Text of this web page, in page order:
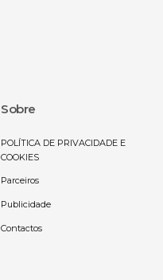
Sobre
POLÍTICA DE PRIVACIDADE E
COOKIES
Parceiros
Publicidade
Contactos